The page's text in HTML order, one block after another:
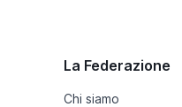
La Federazione
Chi siamo